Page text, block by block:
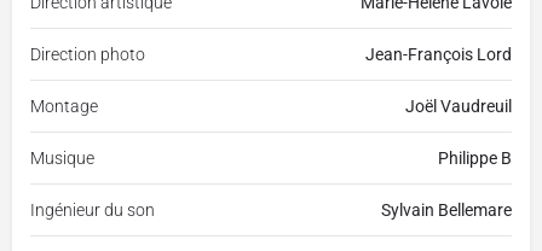
Direction photo Jean-François Lord
Montage Joël Vaudreuil
Musique Philippe B
Ingénieur du son Sylvain Bellemare